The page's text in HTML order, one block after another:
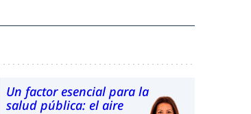
Un factor esencial para la
salud pública: el aire